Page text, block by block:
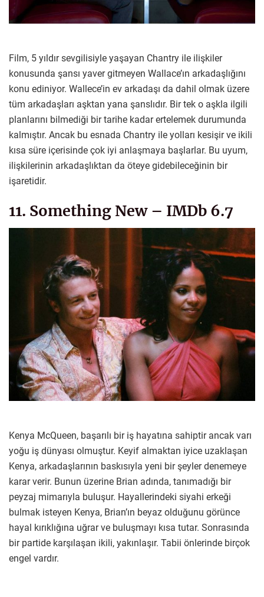
Film, 5 yıldır sevgilisiyle yaşayan Chantry ile ilişkiler
konusunda şansı yaver gitmeyen Wallace’ın arkadaşlığını
konu ediniyor. Wallece’in ev arkadaşı da dahil olmak üzere
tüm arkadaşları aşktan yana şanslıdır. Bir tek o aşkla ilgili
planlarını bilmediği bir tarihe kadar ertelemek durumunda
kalmıştır. Ancak bu esnada Chantry ile yolları kesişir ve ikili
kısa süre içerisinde çok iyi anlaşmaya başlarlar. Bu uyum,
ilişkilerinin arkadaşlıktan da öteye gidebileceğinin bir
işaretidir.
11. Something New – IMDb 6.7
Kenya McQueen, başarılı bir iş hayatına sahiptir ancak varı
yoğu iş dünyası olmuştur. Keyif almaktan iyice uzaklaşan
Kenya, arkadaşlarının baskısıyla yeni bir şeyler denemeye
karar verir. Bunun üzerine Brian adında, tanımadığı bir
peyzaj mimarıyla buluşur. Hayallerindeki siyahi erkeği
bulmak isteyen Kenya, Brian’ın beyaz olduğunu görünce
hayal kırıklığına uğrar ve buluşmayı kısa tutar. Sonrasında
bir partide karşılaşan ikili, yakınlaşır. Tabii önlerinde birçok
engel vardır.